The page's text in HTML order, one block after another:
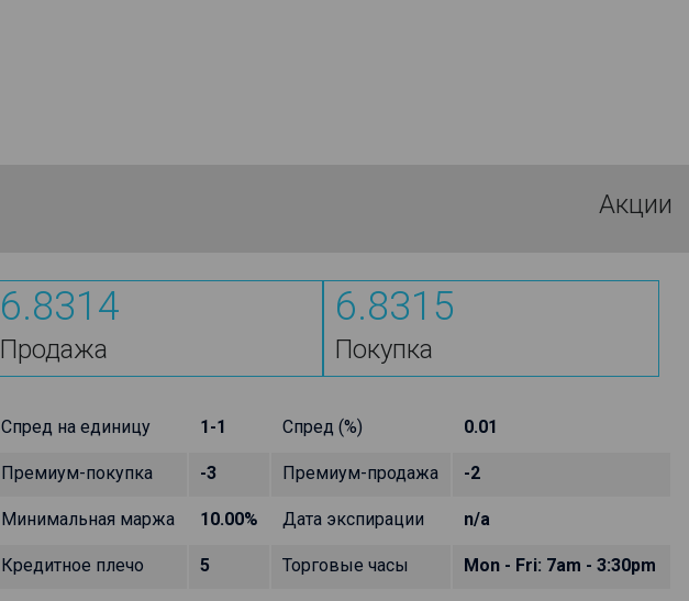
Акции
6.8314
Продажа
6.8315
Покупка
Спред на единицу 1-1 Спред (%) 0.01
Премиум-покупка -3 Премиум-продажа -2
Минимальная маржа 10.00% Дата экспирации n/a
Кредитное плечо 5 Торговые часы Mon - Fri: 7am - 3:30pm